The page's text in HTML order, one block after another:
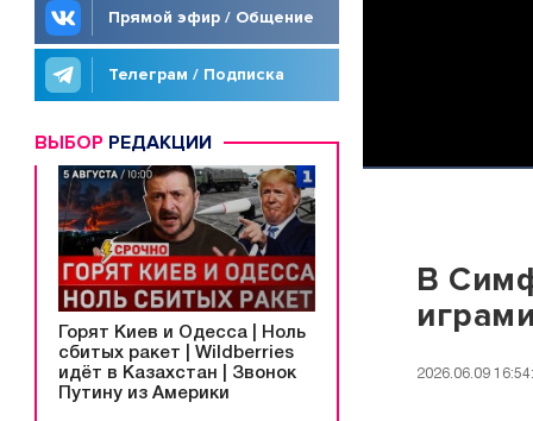
Прямой эфир / Общение
Телеграм / Подписка
ВЫБОР РЕДАКЦИИ
Горят Киев и Одесса | Ноль
сбитых ракет | Wildberries
идёт в Казахстан | Звонок
Путину из Америки
В
играми
2026.06.09